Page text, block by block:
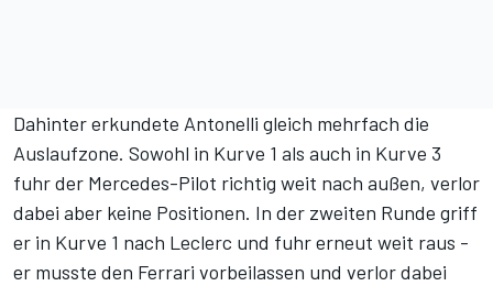
Dahinter erkundete Antonelli gleich mehrfach die
Auslaufzone. Sowohl in Kurve 1 als auch in Kurve 3
fuhr der Mercedes-Pilot richtig weit nach außen, verlor
dabei aber keine Positionen. In der zweiten Runde griff
er in Kurve 1 nach Leclerc und fuhr erneut weit raus -
er musste den Ferrari vorbeilassen und verlor dabei